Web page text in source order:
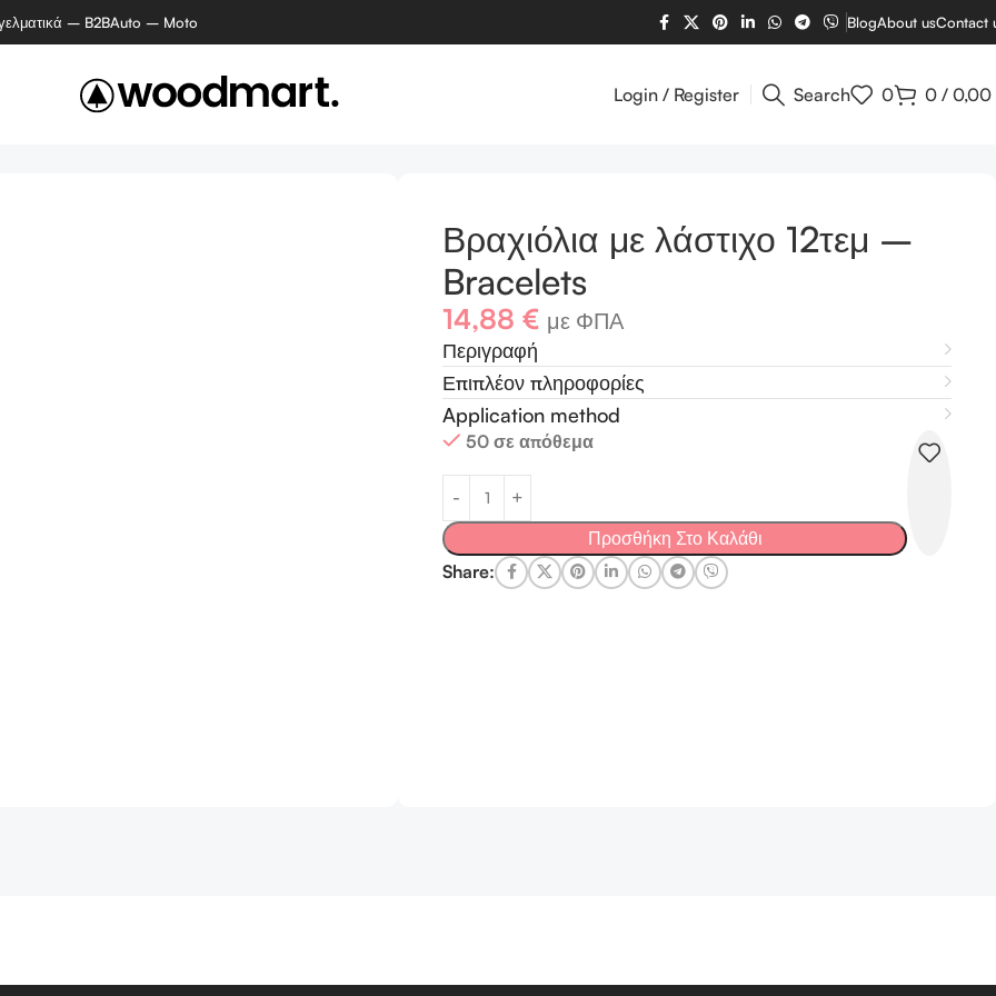
– B2BAuto – Moto BlogAbout usContact
Login / Register Search 0 0 / 0,00
Βραχιόλια με λάστιχο 12τεμ –
Bracelets
14,88€ με ΦΠΑ
Περιγραφή
Επιπλέον πληροφορίες
Application method
50 σε απόθεμα
Προσθήκη Στο Καλάθι
Share: